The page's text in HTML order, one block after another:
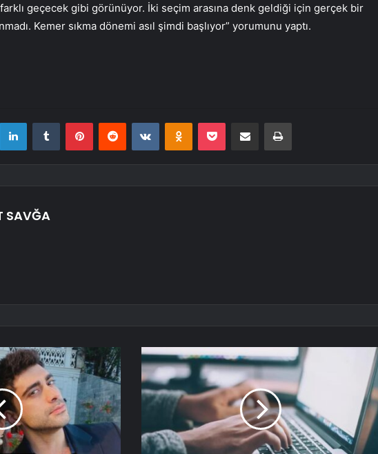
farklı geçecek gibi görünüyor. İki seçim arasına denk geldiği için gerçek bir
Kemer sıkma dönemi asıl şimdi başlıyor” yorumunu yaptı.
LinkedInTumblr PinterestReddit VKontakteOdnoklassniki
Pocket E-Posta ile paylaş Yazdır
SAVĞA